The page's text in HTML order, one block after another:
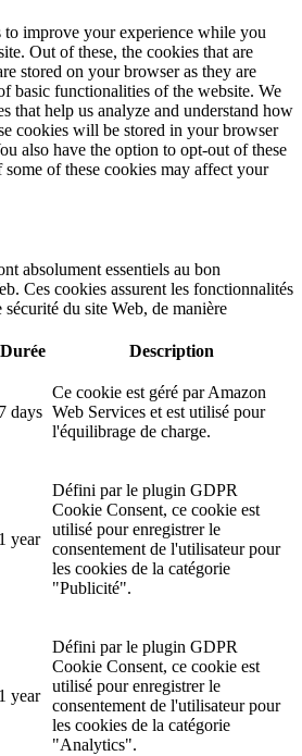
to improve your experience while you
Out of these, the cookies that are
stored on your browser as they are
basic functionalities of the website. We
that help us analyze and understand how
cookies will be stored in your browser
also have the option to opt-out of these
of these cookies may affect your
absolument essentiels au bon
Ces cookies assurent les fonctionnalités
du site Web, de manière
Durée Description
7 days
Ce cookie est géré par Amazon
Web Services et est utilisé pour
l'équilibrage de charge.
1 year
Défini par le plugin GDPR
Cookie Consent, ce cookie est
utilisé pour enregistrer le
consentement de l'utilisateur pour
les cookies de la catégorie
"Publicité".
1 year
Défini par le plugin GDPR
Cookie Consent, ce cookie est
utilisé pour enregistrer le
consentement de l'utilisateur pour
les cookies de la catégorie
"Analytics".